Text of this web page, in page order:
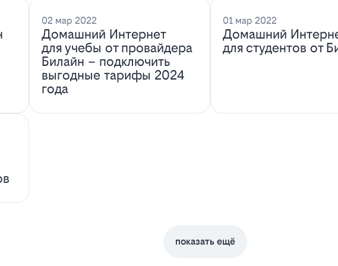
02 мар 2022
Домашний Интернет
для учебы от провайдера
Билайн – подключить
выгодные тарифы 2024
года
01 мар 2022
Домашний
для студентов от
показать ещё